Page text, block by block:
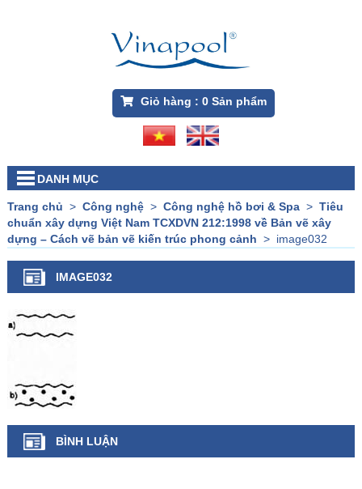
Giỏ hàng : 0Sản phẩm
DANH MỤC
Trang chủ > Công nghệ> Công nghệ hồ bơi & Spa> Tiêu
chuẩn xây dựng Việt Nam TCXDVN 212:1998 về Bản vẽ xây
dựng – Cách vẽ bản vẽ kiến trúc phong cảnh > image032
IMAGE032
BÌNH LUẬN